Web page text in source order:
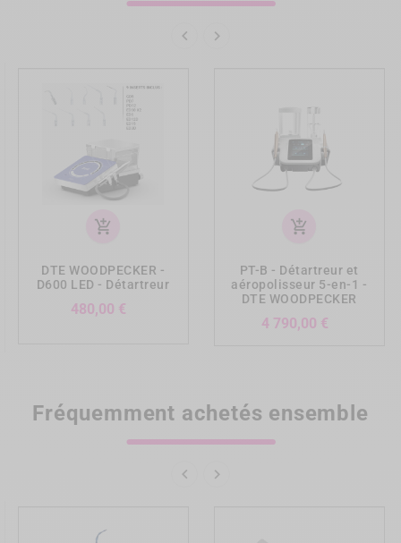
 
add_shopping_cart
DTE WOODPECKER -
D600 LED - Détartreur
480,00 €
add_shopping_cart
PT-B - Détartreur et
aéropolisseur 5-en-1 -
DTE WOODPECKER
4 790,00 €
Fréquemment achetés ensemble
 